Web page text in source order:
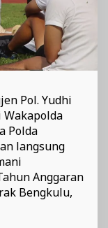
Pol. Yudhi
Wakapolda
Polda
langsung
Anggaran
Bengkulu,